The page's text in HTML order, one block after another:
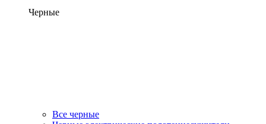
Черные
Все черные